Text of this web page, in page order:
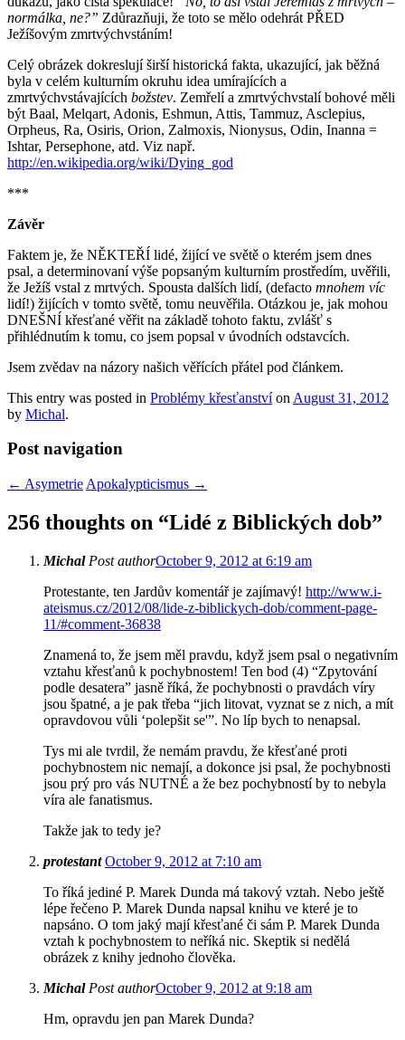
normálka, ne?” Zdůrazňuji, že toto se mělo odehrát PŘED
Ježíšovým zmrtvýchvstáním!
Celý obrázek dokreslují širší historická fakta, ukazující, jak běžná
byla v celém kulturním okruhu idea umírajících a
zmrtvýchvstávajících božstev. Zemřelí a zmrtvýchvstalí bohové měli
být Baal, Melqart, Adonis, Eshmun, Attis, Tammuz, Asclepius,
Orpheus, Ra, Osiris, Orion, Zalmoxis, Nionysus, Odin, Inanna =
Ishtar, Persephone, atd. Viz např.
http://en.wikipedia.org/wiki/Dying_god
***
Závěr
Faktem je, že NĚKTEŘÍ lidé, žijící ve světě o kterém jsem dnes
psal, a determinovaní výše popsaným kulturním prostředím, uvěřili,
že Ježíš vstal z mrtvých. Spousta dalších lidí, (defacto mnohem víc
lidí!) žijících v tomto světě, tomu neuvěřila. Otázkou je, jak mohou
DNEŠNÍ křesťané věřit na základě tohoto faktu, zvlášť s
přihlédnutím k tomu, co jsem popsal v úvodních odstavcích.
Jsem zvědav na názory našich věřících přátel pod článkem.
This entry was posted in Problémy křesťanstvíon August 31, 2012
by Michal.
Post navigation
← Asymetrie Apokalypticismus →
256 thoughts on “Lidé z Biblických dob”
Michal Post authorOctober 9, 2012 at 6:19 am
Protestante, ten Jardův komentář je zajímavý! http://www.i-
ateismus.cz/2012/08/lide-z-biblickych-dob/comment-page-
11/#comment-36838
Znamená to, že jsem měl pravdu, když jsem psal o negativním
vztahu křesťanů k pochybnostem! Ten bod (4) “Zpytování
podle desatera” jasně říká, že pochybnosti o pravdách víry
jsou špatné, a je pak třeba “jich litovat, vyznat se z nich, a mít
opravdovou vůli ‘polepšit se'”. No líp bych to nenapsal.
Tys mi ale tvrdil, že nemám pravdu, že křesťané proti
pochybnostem nic nemají, a dokonce jsi psal, že pochybnosti
jsou prý pro vás NUTNÉ a že bez pochybností by to nebyla
víra ale fanatismus.
Takže jak to tedy je?
protestant October 9, 2012 at 7:10 am
To říká jediné P. Marek Dunda má takový vztah. Nebo ještě
lépe řečeno P. Marek Dunda napsal knihu ve které je to
napsáno. O tom jaký mají křesťané či sám P. Marek Dunda
vztah k pochybnostem to neříká nic. Skeptik si nedělá
obrázek z knihy jednoho člověka.
Michal Post authorOctober 9, 2012 at 9:18 am
Hm, opravdu jen pan Marek Dunda?